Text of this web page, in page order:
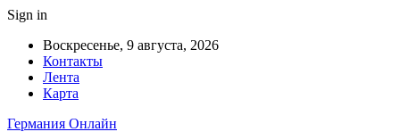
Sign in
Воскресенье, 9 августа, 2026
Контакты
Лента
Карта
Германия Онлайн